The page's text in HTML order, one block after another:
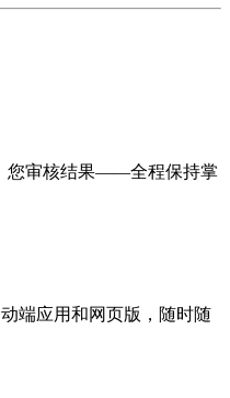
您审核结果——全程保持掌
端应用和网页版，随时随